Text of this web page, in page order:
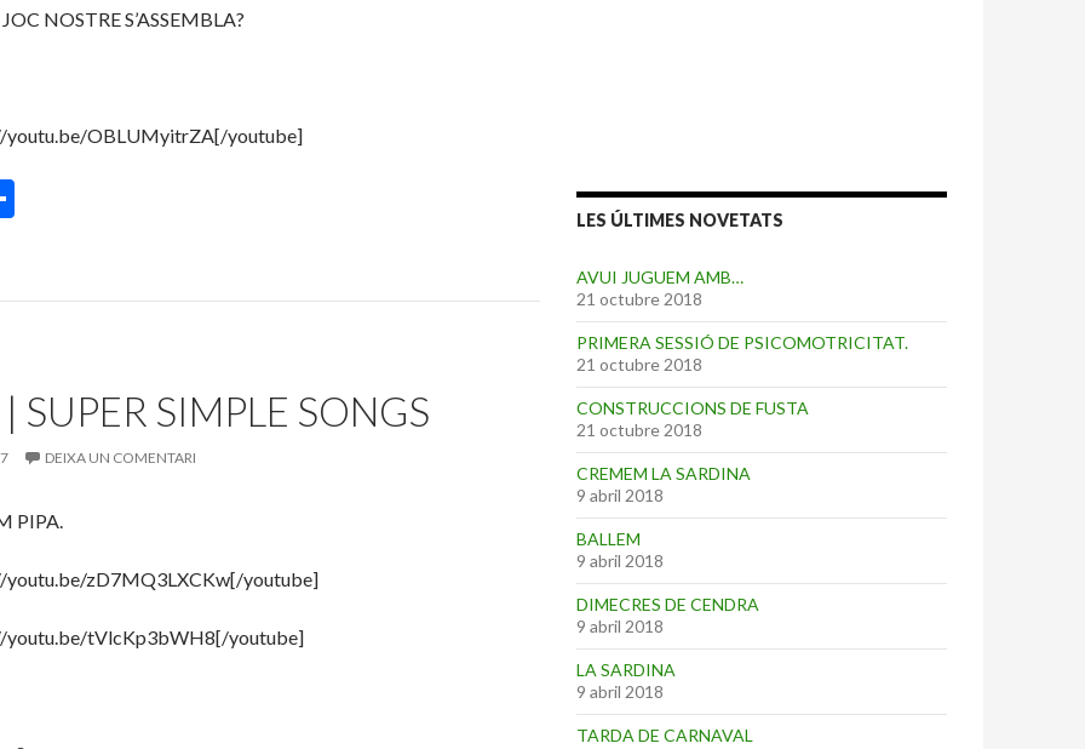
NOSTRE S’ASSEMBLA?
youtu.be/OBLUMyitrZA[/youtube]
p
te
ix
SUPER SIMPLE SONGS
DEIXA UN COMENTARI
PIPA.
zD7MQ3LXCKw[/youtube]
youtu.be/tVlcKp3bWH8[/youtube]
LES ÚLTIMES NOVETATS
AVUI JUGUEM AMB…
21 octubre 2018
PRIMERA SESSIÓ DE PSICOMOTRICITAT.
21 octubre 2018
CONSTRUCCIONS DE FUSTA
21 octubre 2018
CREMEM LA SARDINA
9 abril 2018
BALLEM
9 abril 2018
DIMECRES DE CENDRA
9 abril 2018
LA SARDINA
9 abril 2018
TARDA DE CARNAVAL